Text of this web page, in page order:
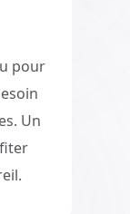
pour
Un